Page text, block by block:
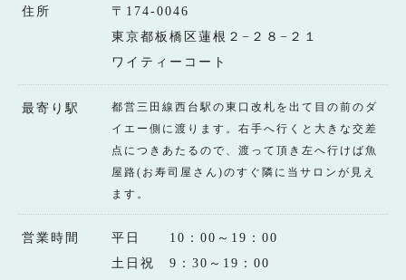
住所
〒174-0046
東京都板橋区蓮根２−２８−２１
ワイティーコート
最寄り駅
都営三田線西台駅の東口改札を出て目の前のダ
イエー側に渡ります。右手へ行くと大きな交差
点につきあたるので、渡って頂き左へ行けば魚
屋路(お寿司屋さん)のすぐ隣に当サロンが見え
ます。
営業時間
平日 10：00～19：00
土日祝 9：30～19：00